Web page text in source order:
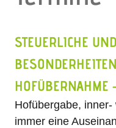
STEUERLICHE
HOFÜBERNAHME
Hofübergabe,
immer eine